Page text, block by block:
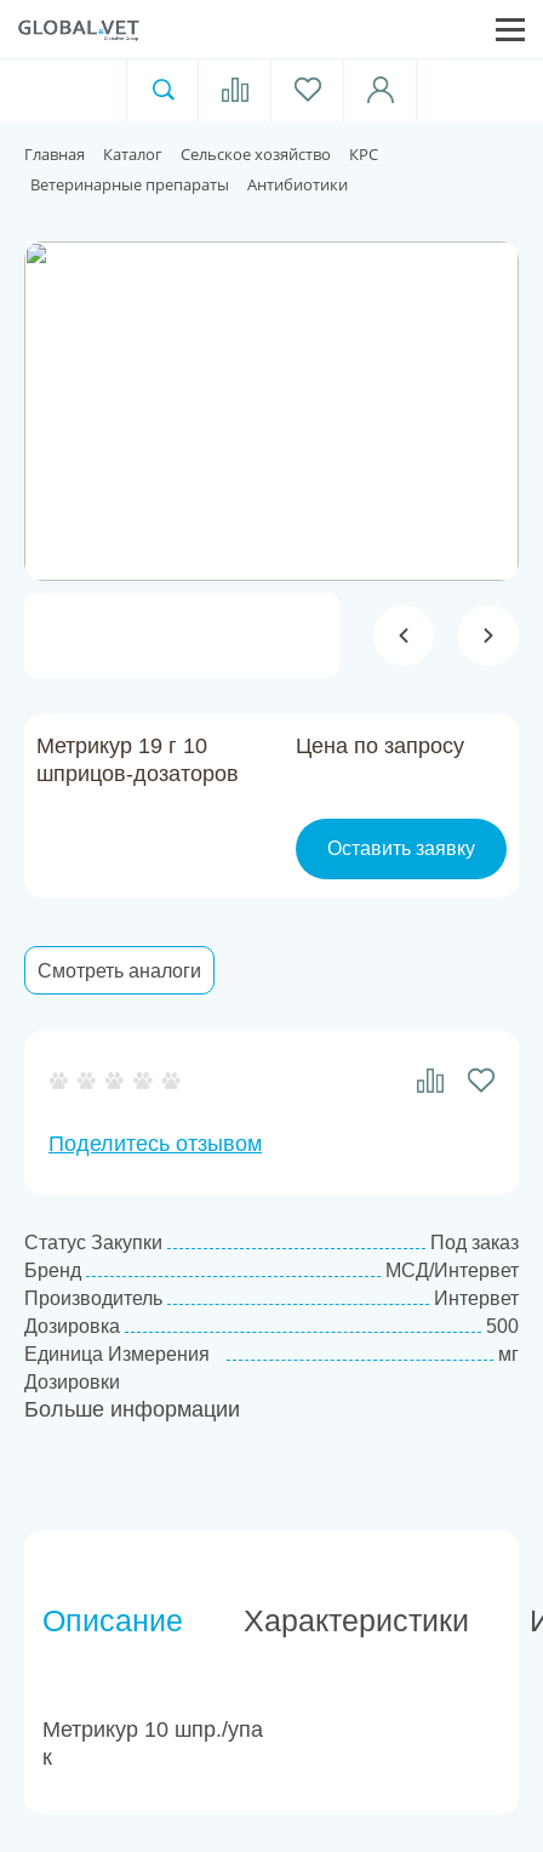
Для пищевой индустрии
Домашние животные
Контакты
Главная Каталог Сельское хозяйство
КРС
Ветеринарные препараты
Антибиотики
Метрикур 19 г 10
шприцов-дозаторов
Цена по запросу
Оставить заявку
Смотреть аналоги
Поделитесь отзывом
Статус Закупки
Под заказ
Бренд
МСД/Интервет
Производитель
Интервет
Дозировка
500
Единица Измерения
Дозировки
мг
Товарная категория
Больше информации
Описание Характеристики
Метрикур 10 шпр./упа
к